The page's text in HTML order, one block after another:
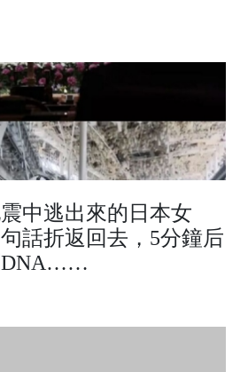
中逃出來的日本女
話折返回去，5分鐘后
DNA……